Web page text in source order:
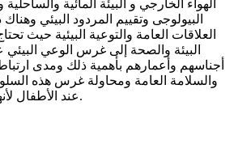
الهواء الخارجي و البيئة المائية والساحلية
البيولوجى وتقييم المردود البيئي وهناك
العلاقات العامة والتوعية البيئية حيث
البيئة والصحة إلى غرس الوعي
أجناسهم وأعمارهم بأهمية ذلك ومدى
والسلامة العامة ومحاولة غرس هذه
عند الأطفال لأنهم هم شباب المستقبل.